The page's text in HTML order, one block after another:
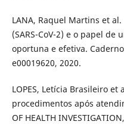
LANA, Raquel Martins et
(SARS-CoV-2) e o papel
oportuna e efetiva.
e00019620, 2020.
LOPES, Letícia Brasileiro
procedimentos após
OF HEALTH